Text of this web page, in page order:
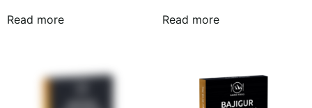
Read more Read more